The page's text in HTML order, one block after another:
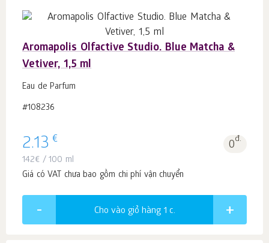
Aromapolis Olfactive Studio. Blue Matcha &
Vetiver, 1,5 ml
Eau de Parfum
#108236
2.13 € 0đ.
142€ / 100 ml
Giá có VAT chưa bao gồm chi phí vận chuyển
Cho vào giỏ hàng 1 c.